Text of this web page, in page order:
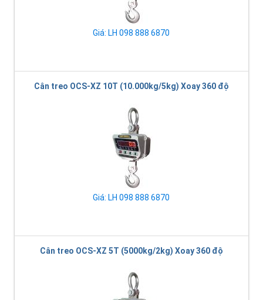
Giá: LH 098 888 6870
Cân treo OCS-XZ 10T (10.000kg/5kg) Xoay 360 độ
Giá: LH 098 888 6870
Cân treo OCS-XZ 5T (5000kg/2kg) Xoay 360 độ